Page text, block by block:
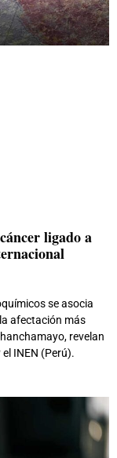
ligado a
se asocia
afectación más
revelan
INEN (Perú).